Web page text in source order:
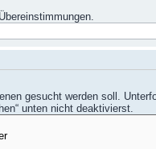
gesucht werden soll.
unten nicht deaktivierst.